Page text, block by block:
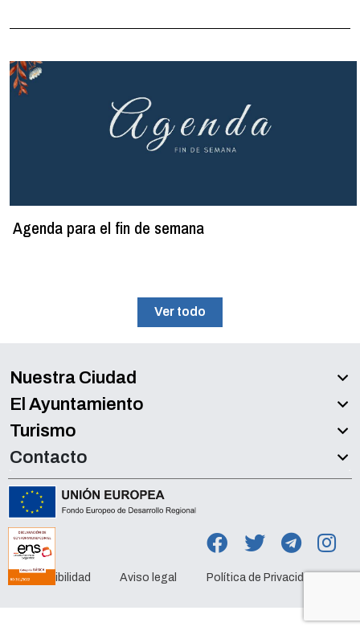
Agenda para el fin de semana
Ver todo
Nuestra Ciudad
El Ayuntamiento
Turismo
Contacto
Accesibilidad Aviso legal Política de Privacidad